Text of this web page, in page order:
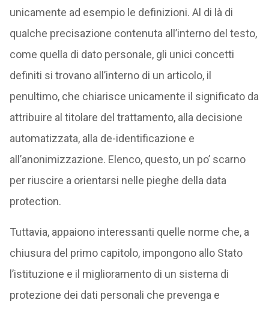
unicamente ad esempio le definizioni. Al di là di
qualche precisazione contenuta all’interno del testo,
come quella di dato personale, gli unici concetti
definiti si trovano all’interno di un articolo, il
penultimo, che chiarisce unicamente il significato da
attribuire al titolare del trattamento, alla decisione
automatizzata, alla de-identificazione e
all’anonimizzazione. Elenco, questo, un po’ scarno
per riuscire a orientarsi nelle pieghe della data
protection.
Tuttavia, appaiono interessanti quelle norme che, a
chiusura del primo capitolo, impongono allo Stato
l’istituzione e il miglioramento di un sistema di
protezione dei dati personali che prevenga e